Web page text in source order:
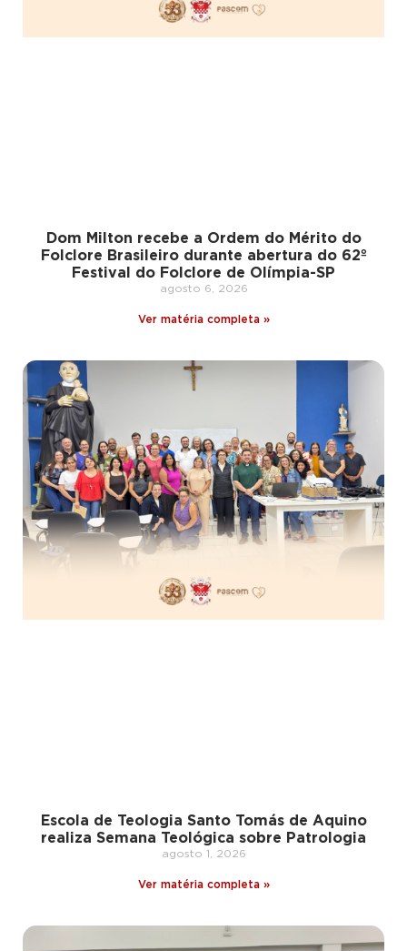
Dom Milton recebe a Ordem do Mérito do
Folclore Brasileiro durante abertura do 62º
Festival do Folclore de Olímpia-SP
agosto 6, 2026
Ver matéria completa »
Escola de Teologia Santo Tomás de Aquino
realiza Semana Teológica sobre Patrologia
agosto 1, 2026
Ver matéria completa »